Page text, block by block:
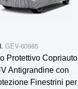
GEV-60985
Protettivo Copriauto
Antigrandine con
Finestrini per